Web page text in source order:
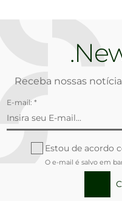
Receba nossas
E-mail: *
Estou de acordo
O e-mail é salvo em